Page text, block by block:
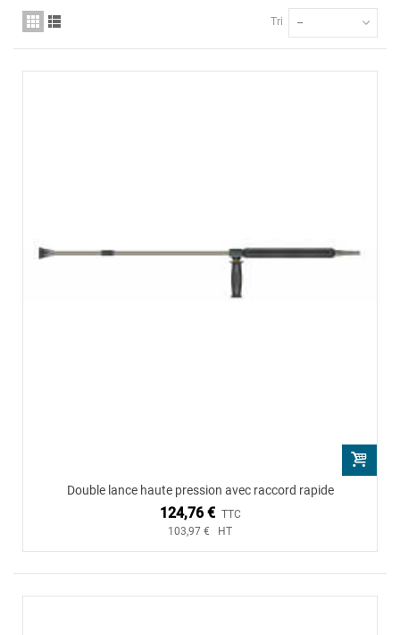
Tri --
Double lance haute pression avec raccord rapide
124,76 € TTC
103,97 € HT